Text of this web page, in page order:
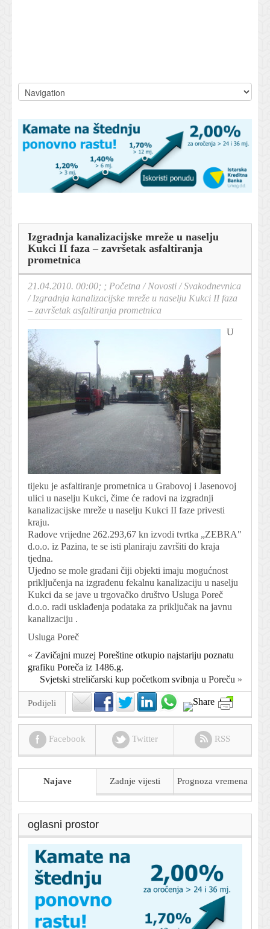
Izgradnja kanalizacijske mreže u naselju
Kukci II faza – završetak asfaltiranja
prometnica
21.04.2010. 00:00; ; Početna /Novosti /Svakodnevnica
/Izgradnja kanalizacijske mreže u naselju Kukci II faza
– završetak asfaltiranja prometnica
U
tijeku je asfaltiranje prometnica u Grabovoj i Jasenovoj
ulici u naselju Kukci, čime će radovi na izgradnji
kanalizacijske mreže u naselju Kukci II faze privesti
kraju.
Radove vrijedne 262.293,67 kn izvodi tvrtka „ZEBRA"
d.o.o. iz Pazina, te se isti planiraju završiti do kraja
tjedna.
Ujedno se mole građani čiji objekti imaju mogućnost
priključenja na izgrađenu fekalnu kanalizaciju u naselju
Kukci da se jave u trgovačko društvo Usluga Poreč
d.o.o. radi usklađenja podataka za priključak na javnu
kanalizaciju .
Usluga Poreč
« Zavičajni muzej Poreštine otkupio najstariju poznatu
grafiku Poreča iz 1486.g.
Svjetski streličarski kup početkom svibnja u Poreču »
Podijeli
Facebook Twitter RSS
Najave Zadnje vijesti Prognoza vremena
oglasni prostor